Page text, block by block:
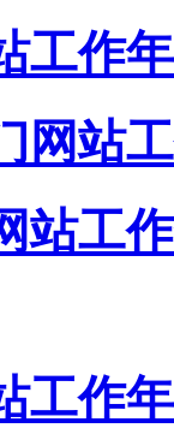
工作
网站
站工
工作